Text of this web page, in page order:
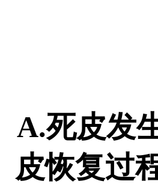
A.死皮发
皮恢复过